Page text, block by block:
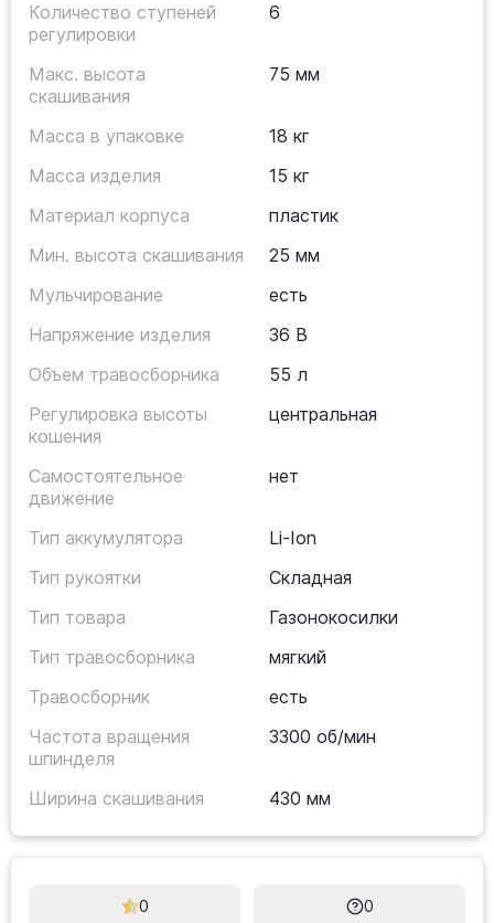
Количество ступеней
регулировки
6
Макс. высота
скашивания
75 мм
Масса в упаковке
18 кг
Масса изделия
15 кг
Материал корпуса
пластик
Мин. высота скашивания
25 мм
Мульчирование
есть
Напряжение изделия
36 В
Объем травосборника
55 л
Регулировка высоты
кошения
центральная
Самостоятельное
движение
нет
Тип аккумулятора
Li-Ion
Тип рукоятки
Складная
Тип товара
Газонокосилки
Тип травосборника
мягкий
Травосборник
есть
Частота вращения
шпинделя
3300 об/мин
Ширина скашивания 430 мм
0 0